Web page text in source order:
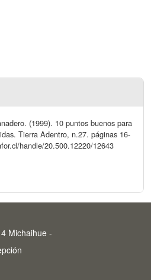
(1999). 10 puntos buenos para
Tierra Adentro, n.27. páginas 16-
handle/20.500.12220/12643
Michaihue -